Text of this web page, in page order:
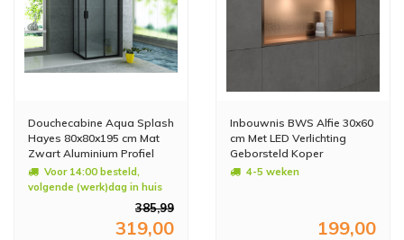
Douchecabine Aqua Splash
Hayes 80x80x195 cm Mat
Zwart Aluminium Profiel
Voor 14:00 besteld,
volgende (werk)dag in huis
385,99
319,00
Inbouwnis BWS Alfie 30x60
cm Met LED Verlichting
Geborsteld Koper
4-5 weken
199,00